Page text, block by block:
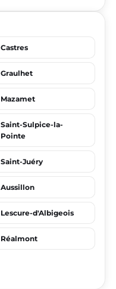
Castres
Graulhet
Mazamet
Saint-Sulpice-la-
Pointe
Saint-Juéry
Aussillon
Lescure-d'Albigeois
Réalmont